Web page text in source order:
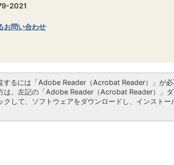
2021
お問い合わせ
するには「Adobe Reader（Acrobat Reader）」が
は、左記の「Adobe Reader（Acrobat Reader）」ダ
クして、ソフトウェアをダウンロードし、インストー